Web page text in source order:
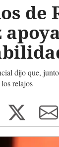
de
dijo que,
relajos